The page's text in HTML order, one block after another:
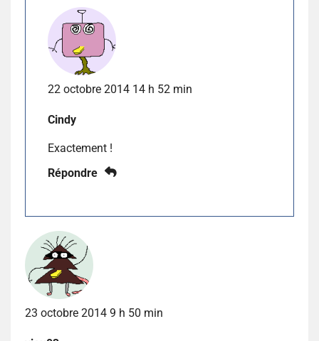
22 octobre 2014 14 h 52 min
Cindy
Exactement !
Répondre
23 octobre 2014 9 h 50 min